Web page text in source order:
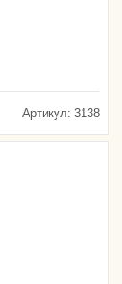
Артикул: 3138